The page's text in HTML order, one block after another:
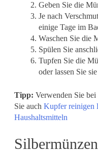
Geben Sie die
Je nach
einige Tage im
Waschen Sie die
Spülen Sie
Tupfen Sie die
oder lassen Sie
Tipp: Verwenden Sie
Sie auch Kupfer reinigen
Haushaltsmitteln